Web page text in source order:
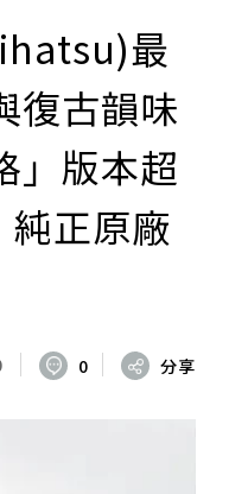
最
復古韻味
」版本超
正原廠
0 分享